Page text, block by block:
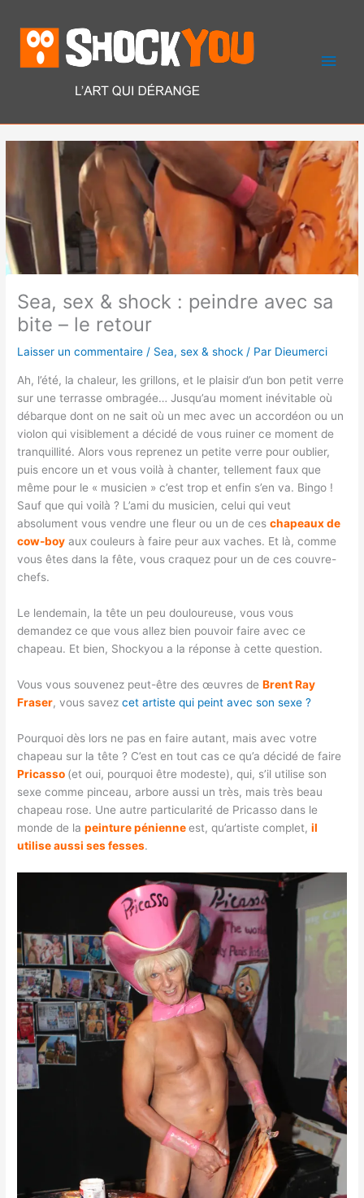
contenu
Sea, sex & shock : peindre avec sa
bite – le retour
Laisser un commentaire / Sea, sex & shock / Par Dieumerci
Ah, l’été, la chaleur, les grillons, et le plaisir d’un bon petit verre
sur une terrasse ombragée… Jusqu’au moment inévitable où
débarque dont on ne sait où un mec avec un accordéon ou un
violon qui visiblement a décidé de vous ruiner ce moment de
tranquillité. Alors vous reprenez un petite verre pour oublier,
puis encore un et vous voilà à chanter, tellement faux que
même pour le « musicien » c’est trop et enfin s’en va. Bingo !
Sauf que qui voilà ? L’ami du musicien, celui qui veut
absolument vous vendre une fleur ou un de ceschapeaux de
cow-boy aux couleurs à faire peur aux vaches. Et là, comme
vous êtes dans la fête, vous craquez pour un de ces couvre-
chefs.
Le lendemain, la tête un peu douloureuse, vous vous
demandez ce que vous allez bien pouvoir faire avec ce
chapeau. Et bien, Shockyou a la réponse à cette question.
Vous vous souvenez peut-être des œuvres deBrent Ray
Fraser, vous savezcet artiste qui peint avec son sexe ?
Pourquoi dès lors ne pas en faire autant, mais avec votre
chapeau sur la tête ? C’est en tout cas ce qu’a décidé de faire
Pricasso (et oui, pourquoi être modeste), qui, s’il utilise son
sexe comme pinceau, arbore aussi un très, mais très beau
chapeau rose. Une autre particularité de Pricasso dans le
monde de lapeinturepénienneest, qu’artiste complet,il
utilise aussi ses fesses.